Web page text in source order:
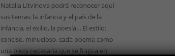
Natalia Litvinova podrá reconocer aquí
sus temas: la infancia y el país de la
infancia, el exilio, la poesía… El estilo:
conciso, minucioso, cada poema como
una pieza necesaria que se fragua en